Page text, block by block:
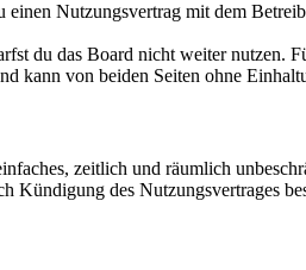
Nutzungsvertrag mit dem
du das Board nicht weiter
kann von beiden Seiten ohne
zeitlich und räumlich
Kündigung des Nutzungsvertrages